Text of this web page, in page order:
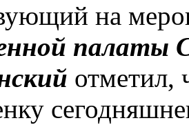
на
палаты
отметил,